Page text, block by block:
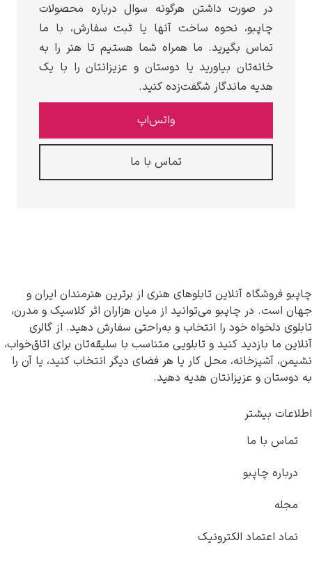
در صورت داشتن هرگونه سوال درباره محصولات
چاپبو، نحوه ساخت آنها یا ثبت سفارش، با ما
تماس بگیرید. ما همراه شما هستیم تا هنر را به
خانه‌تان بیاورید یا دوستان و عزیزانتان را با یک
هدیه ماندگار شگفت‌زده کنید.
واتس‌اپ
تماس با ما
آنلاین تابلوهای هنری از برترین هنرمندان ایران و
در چاپبو می‌توانید از میان هزاران اثر کلاسیک و مدرن،
دلخواه خود را انتخاب و به‌راحتی سفارش دهید. از گالری
بازدید کنید و تابلویی متناسب با سلیقه‌تان برای اتاق‌خواب،
آشپزخانه، محل کار یا هر فضای دیگر انتخاب کنید، یا آن را
و عزیزانتان هدیه دهید.
بیشتر
با ما
چاپبو
اعتماد الکترونیک